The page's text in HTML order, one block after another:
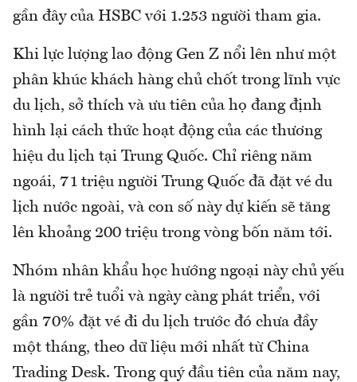
gần đây của HSBC với 1.253 người tham gia.
Khi lực lượng lao động Gen Z nổi lên như một
phân khúc khách hàng chủ chốt trong lĩnh vực
du lịch, sở thích và ưu tiên của họ đang định
hình lại cách thức hoạt động của các thương
hiệu du lịch tại Trung Quốc. Chỉ riêng năm
ngoái, 71 triệu người Trung Quốc đã đặt vé du
lịch nước ngoài, và con số này dự kiến sẽ tăng
lên khoảng 200 triệu trong vòng bốn năm tới.
Nhóm nhân khẩu học hướng ngoại này chủ yếu
là người trẻ tuổi và ngày càng phát triển, với
gần 70% đặt vé đi du lịch trước đó chưa đầy
một tháng, theo dữ liệu mới nhất từ China
Trading Desk. Trong quý đầu tiên của năm nay,